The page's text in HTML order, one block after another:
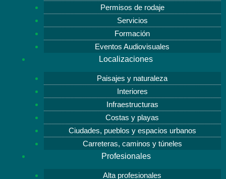
Permisos de rodaje
Servicios
Formación
Eventos Audiovisuales
Localizaciones
Paisajes y naturaleza
Interiores
Infraestructuras
Costas y playas
Ciudades, pueblos y espacios urbanos
Carreteras, caminos y túneles
Profesionales
Alta profesionales